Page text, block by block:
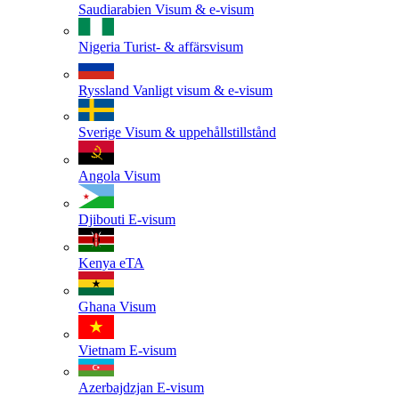
Saudiarabien Visum & e-visum
Nigeria Turist- & affärsvisum
Ryssland Vanligt visum & e-visum
Sverige Visum & uppehållstillstånd
Angola Visum
Djibouti E-visum
Kenya eTA
Ghana Visum
Vietnam E-visum
Azerbajdzjan E-visum